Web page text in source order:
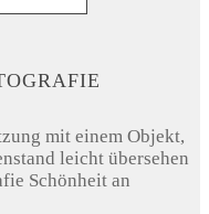
mit einem Objekt,
leicht übersehen
Schönheit an